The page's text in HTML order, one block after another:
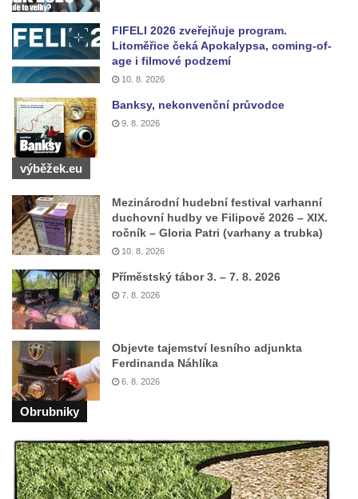
Socha svatého Zachariáše na nádvoří
kláštera dominikánů v Českých
Budějovicích
Socha svatého Josefa na nádvoří kláštera
dominikánů v Českých Budějovicích
Socha svaté Anny na nádvoří kláštera
dominikánů v Českých Budějovicích
Socha svatého Dominika na nádvoří
kláštera dominikánů v Českých
Budějovicích
Sousoší Kalvárie před klášterem
Českých Budějovicích
Pamětní deska Tomáše Garrigue Masaryka
na radnici v Českých Budějovicích
Pamětní deska na biskupské rezidenci v
Českých Budějovicích
Pamětní deska Josefa Hloucha na
biskupské rezidenci v Českých
Budějovicích
Socha žáby u rybníčku na Náměstí v
Kamenném Újezdě
FIFELI 2026 zveřejňuje program.
Litoměřice čeká Apokalypsa, coming-of-
age i filmové podzemí
10. 8. 2026
Banksy, nekonvenční průvodce
9. 8. 2026
výběžek.eu
Mezinárodní hudební festival varhanní
duchovní hudby ve Filipově 2026 – XIX.
ročník – Gloria Patri (varhany a trubka)
10. 8. 2026
Příměstský tábor 3. – 7. 8. 2026
7. 8. 2026
Objevte tajemství lesního adjunkta
Ferdinanda Náhlíka
6. 8. 2026
Obrubniky